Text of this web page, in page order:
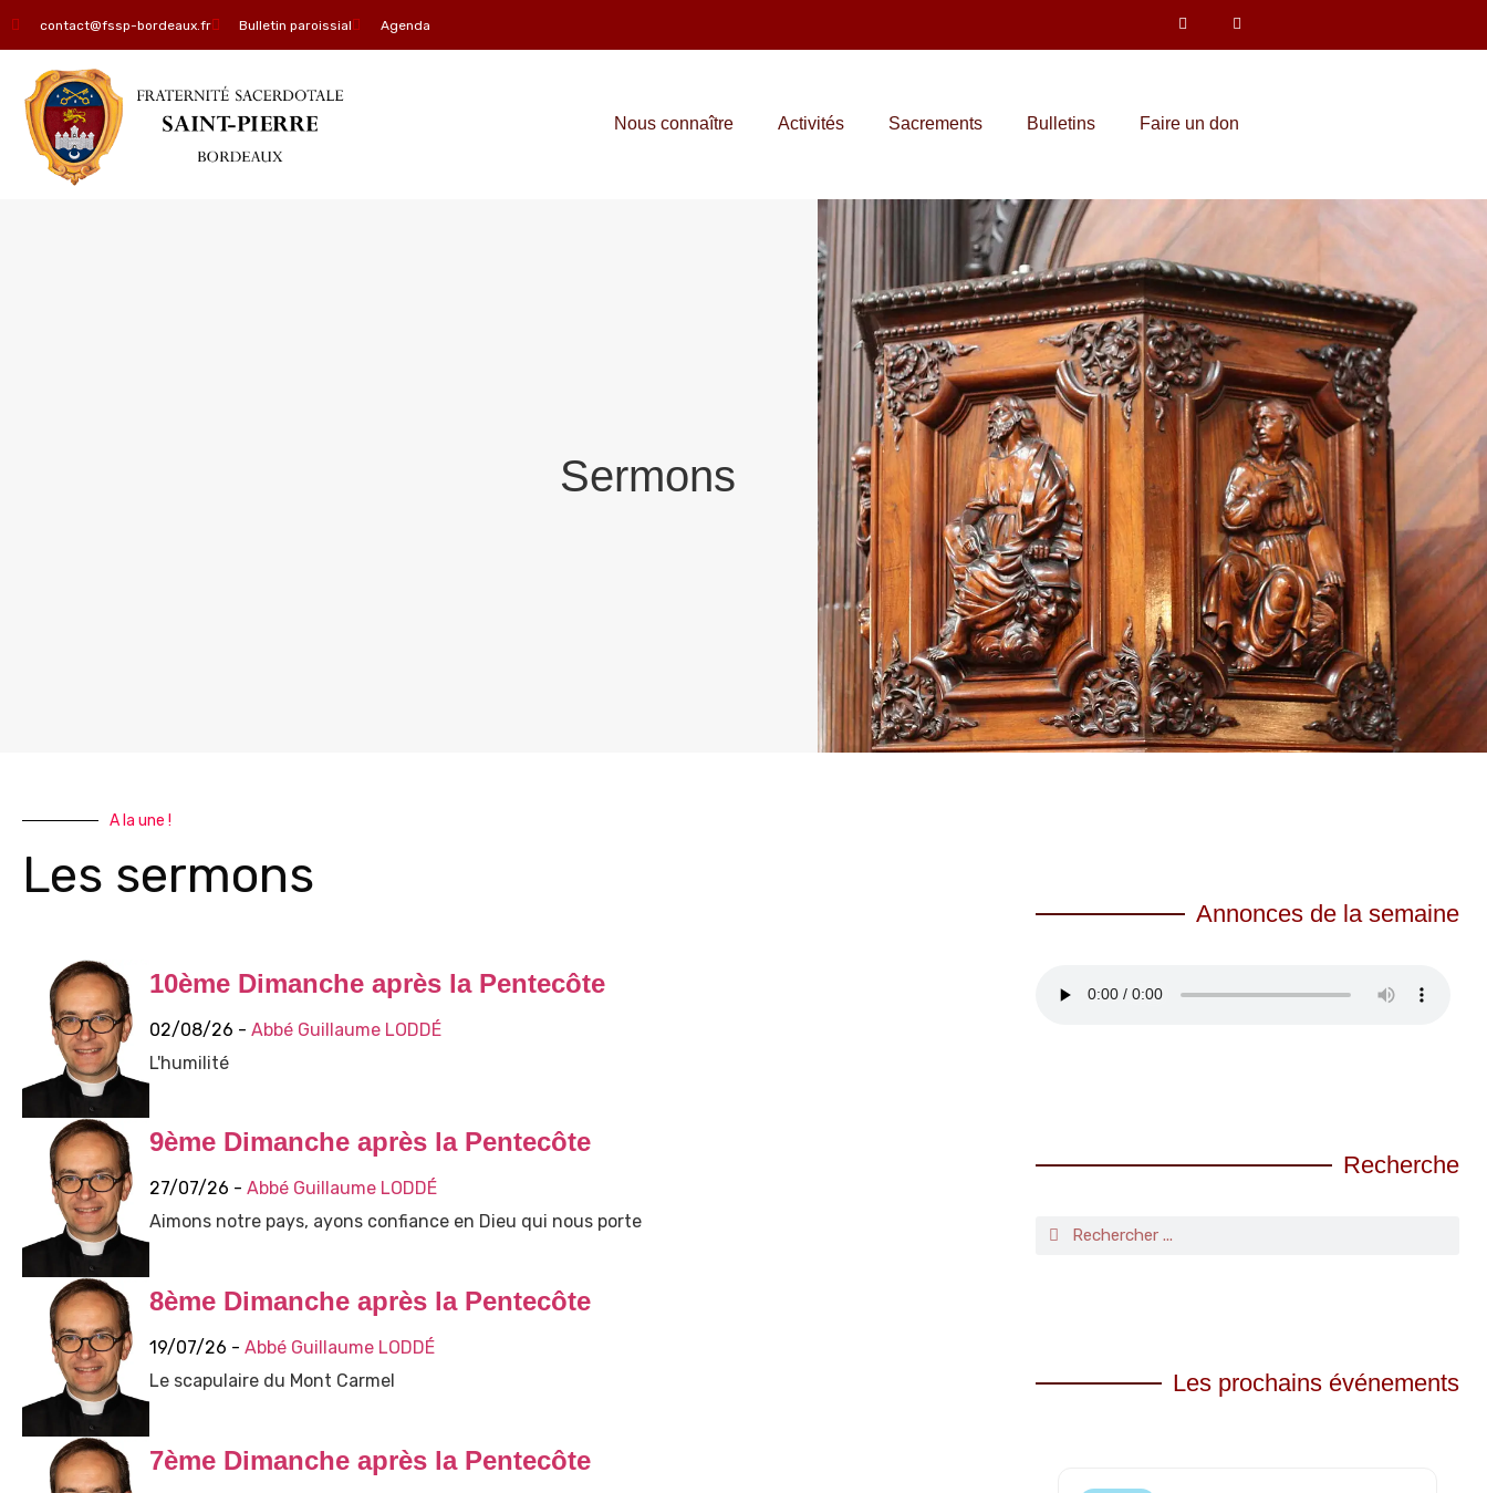
contact@fssp-bordeaux.fr Bulletin paroissial Agenda
Nous connaître Activités Sacrements Bulletins Faire un don
Sermons
A la une !
Les sermons
10ème Dimanche après la Pentecôte
02/08/26 - Abbé Guillaume LODDÉ
L'humilité
9ème Dimanche après la Pentecôte
27/07/26 - Abbé Guillaume LODDÉ
Aimons notre pays, ayons confiance en Dieu qui nous porte
8ème Dimanche après la Pentecôte
19/07/26 - Abbé Guillaume LODDÉ
Le scapulaire du Mont Carmel
7ème Dimanche après la Pentecôte
Annonces de la semaine
Recherche
Les prochains événements